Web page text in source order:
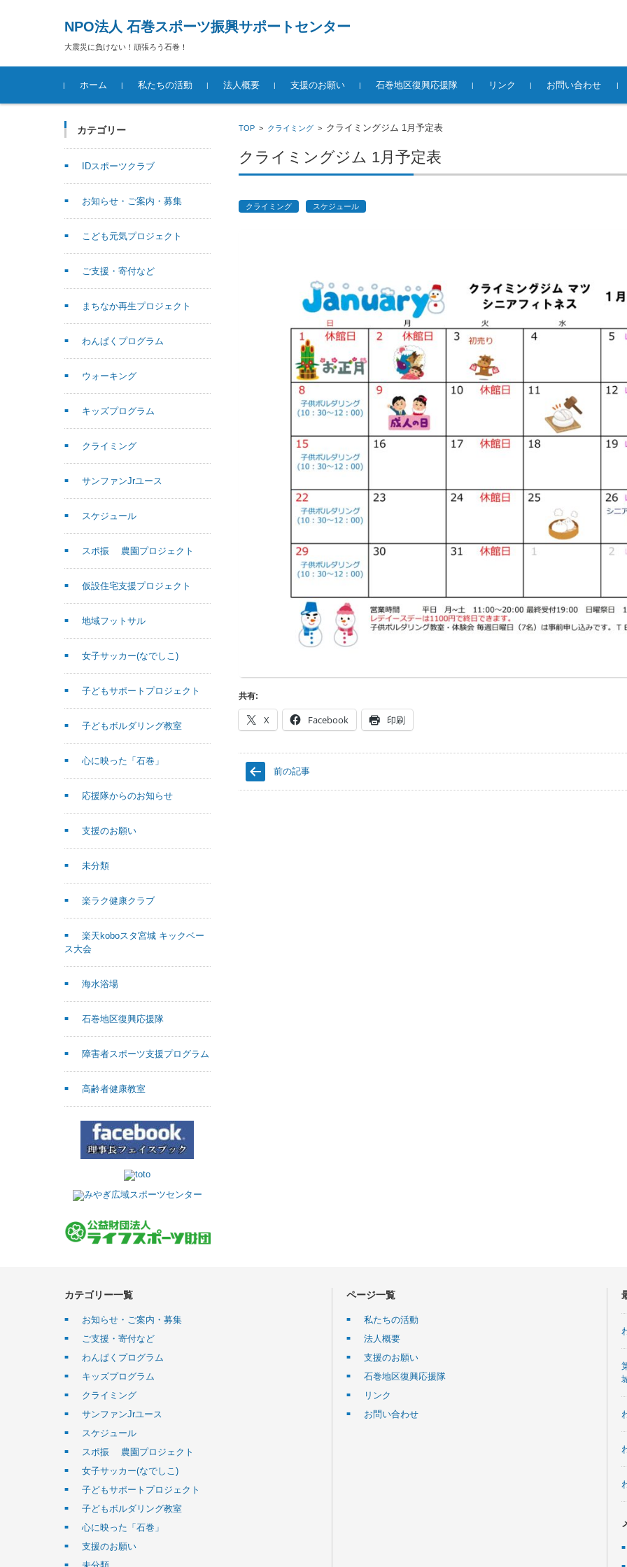
NPO法人 石巻スポーツ振興サポートセンター
大震災に負けない！頑張ろう石巻！
コンテンツに移動
ホーム
私たちの活動 法人概要 支援のお願い 石巻地区復興応援隊 リンク お問い合わせ
TOP> クライミング> クライミングジム 1月予定表
クライミングジム 1月予定表
クライミング スケジュール
共有:
X Facebook 印刷
前の記事
カテゴリー
IDスポーツクラブ
お知らせ・ご案内・募集
こども元気プロジェクト
ご支援・寄付など
まちなか再生プロジェクト
わんぱくプログラム
ウォーキング
キッズプログラム
クライミング
サンファンJrユース
スケジュール
スポ振 農園プロジェクト
仮設住宅支援プロジェクト
地域フットサル
女子サッカー(なでしこ)
子どもサポートプロジェクト
子どもボルダリング教室
心に映った「石巻」
応援隊からのお知らせ
支援のお願い
未分類
楽ラク健康クラブ
楽天koboスタ宮城 キックベー
ス大会
海水浴場
石巻地区復興応援隊
障害者スポーツ支援プログラム
高齢者健康教室
カテゴリー一覧
お知らせ・ご案内・募集
ご支援・寄付など
わんぱくプログラム
キッズプログラム
クライミング
サンファンJrユース
スケジュール
スポ振 農園プロジェクト
女子サッカー(なでしこ)
子どもサポートプロジェクト
子どもボルダリング教室
心に映った「石巻」
支援のお願い
ページ一覧
私たちの活動
法人概要
支援のお願い
石巻地区復興応援隊
リンク
お問い合わせ